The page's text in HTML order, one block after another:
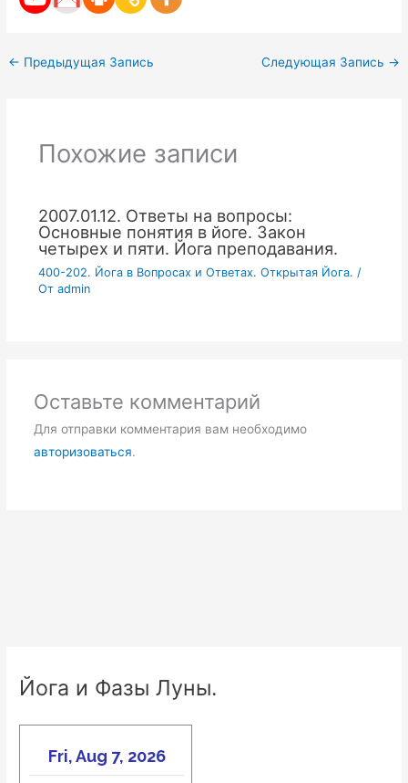
← Предыдущая Запись Следующая Запись →
Похожие записи
2007.01.12. Ответы на вопросы:
Основные понятия в йоге. Закон
четырех и пяти. Йога преподавания.
400-202. Йога в Вопросах и Ответах. Открытая Йога. /
От admin
Оставьте комментарий
Для отправки комментария вам необходимо
авторизоваться.
Йога и Фазы Луны.